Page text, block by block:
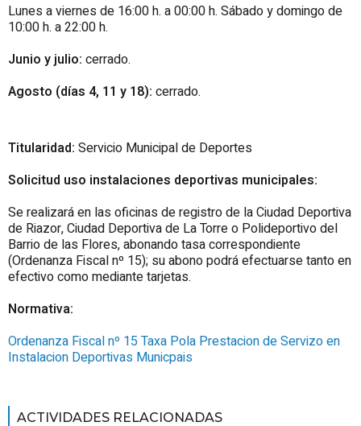
Lunes a viernes de 16:00 h. a 00:00 h. Sábado y domingo de
10:00 h. a 22:00 h.
Junio y julio: cerrado.
Agosto (días 4, 11 y 18): cerrado.
Titularidad: Servicio Municipal de Deportes
Solicitud uso instalaciones deportivas municipales:
Se realizará en las oficinas de registro de la Ciudad Deportiva
de Riazor, Ciudad Deportiva de La Torre o Polideportivo del
Barrio de las Flores, abonando tasa correspondiente
(Ordenanza Fiscal nº 15); su abono podrá efectuarse tanto en
efectivo como mediante tarjetas.
Normativa:
Ordenanza Fiscal nº 15 Taxa Pola Prestacion de Servizo en
Instalacion Deportivas Municpais
ACTIVIDADES RELACIONADAS